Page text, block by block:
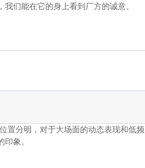
我们能在它的身上看到厂方的诚意。
置分明，对于大场面的动态表现和低频
象。